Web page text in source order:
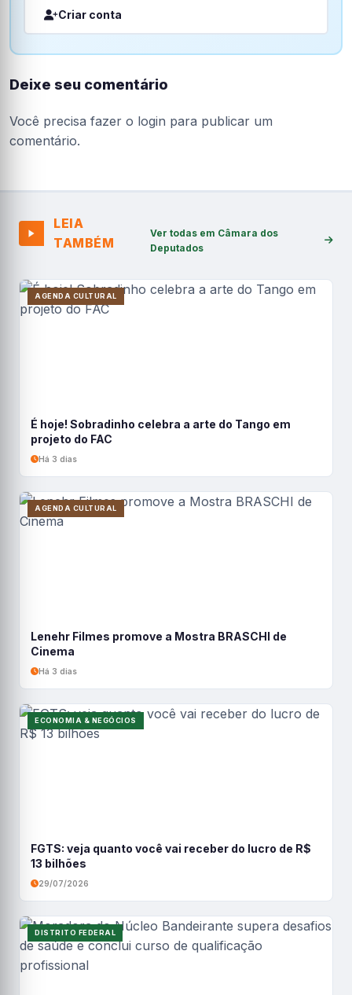
Criar conta
Deixe seu comentário
Você precisa fazer o login para publicar um
comentário.
LEIA
TAMBÉM
Ver todas em Câmara dos
Deputados
AGENDA CULTURAL
É hoje! Sobradinho celebra a arte do Tango em
projeto do FAC
Há 3 dias
AGENDA CULTURAL
Lenehr Filmes promove a Mostra BRASCHI de
Cinema
Há 3 dias
ECONOMIA & NEGÓCIOS
FGTS: veja quanto você vai receber do lucro de R$
13 bilhões
29/07/2026
DISTRITO FEDERAL